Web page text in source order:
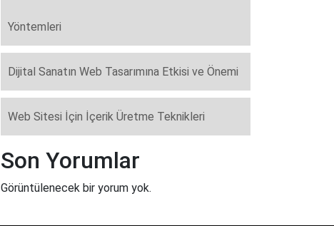
Yöntemleri
Dijital Sanatın Web Tasarımına Etkisi ve Önemi
Web Sitesi İçin İçerik Üretme Teknikleri
Son Yorumlar
Görüntülenecek bir yorum yok.